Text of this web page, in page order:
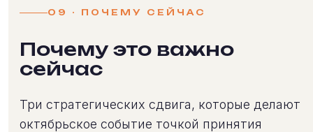
09 · ПОЧЕМУ СЕЙЧАС
Почему это важно
сейчас
Три стратегических сдвига, которые делают
октябрьское событие точкой принятия